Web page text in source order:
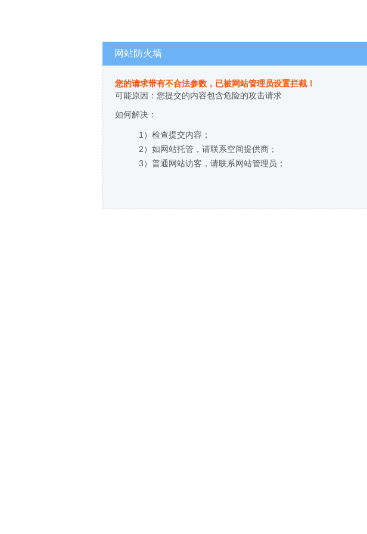
网站防火墙
您的请求带有不合法参数，已被网站管理员设置拦截！
可能原因：您提交的内容包含危险的攻击请求
如何解决：
1）检查提交内容；
2）如网站托管，请联系空间提供商；
3）普通网站访客，请联系网站管理员；